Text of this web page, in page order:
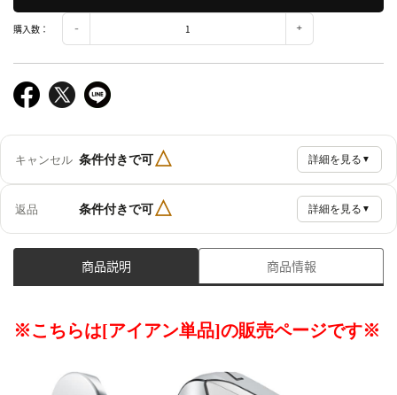
購入数：
キャンセル 条件付きで可△ 詳細を見る ▼
返品 条件付きで可△ 詳細を見る ▼
商品説明 商品情報
※こちらは[アイアン単品]の販売ページです※